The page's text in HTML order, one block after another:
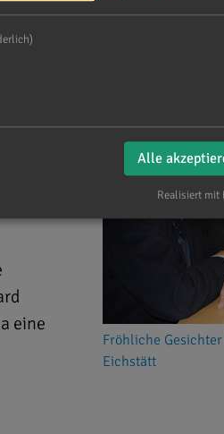
Fröhliche
Eichstätt
eine
Alle
Realisiert mit